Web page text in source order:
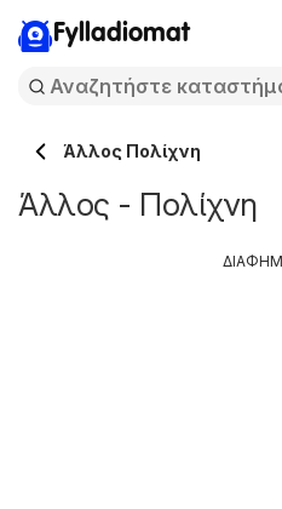
Fylladiomat
Άλλος Πολίχνη
Άλλος - Πολίχνη